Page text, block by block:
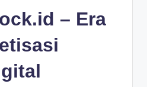
– Era